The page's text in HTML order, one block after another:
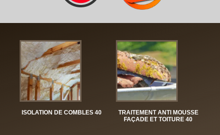
ISOLATION DE COMBLES 40
TRAITEMENT ANTI MOUSSE
FAÇADE ET TOITURE 40